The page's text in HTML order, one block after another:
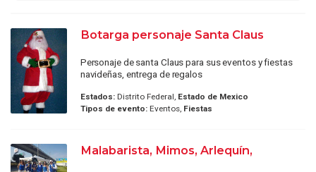
Botarga personaje Santa Claus
Personaje de santa Claus para sus eventos y fiestas
navideñas, entrega de regalos
Estados:Distrito Federal, Estado de Mexico
Tipos de evento:Eventos, Fiestas
Malabarista, Mimos, Arlequín,